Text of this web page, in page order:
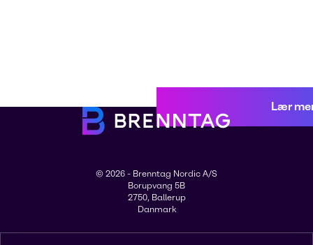
Lær
© 2026 - Brenntag Nordic A/S
Borupvang 5B
2750, Ballerup
Danmark